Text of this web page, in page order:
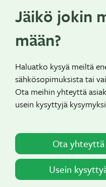
Jäikö jokin
mään?
Haluatko kysyä meiltä
sähkösopimuksista tai
Ota meihin yhteyttä
usein kysyttyjä
Ota yhteyttä
Usein